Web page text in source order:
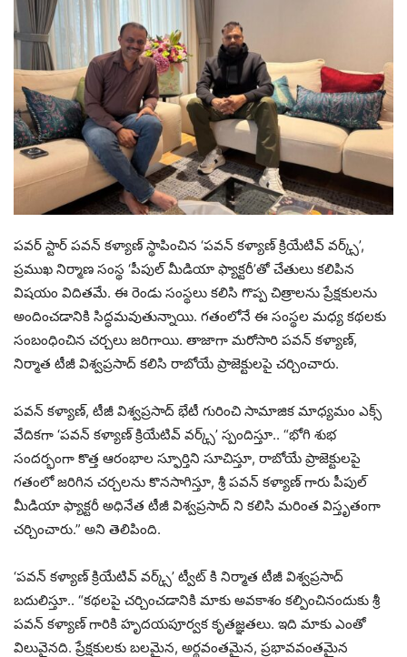
పవర్ స్టార్ పవన్ కళ్యాణ్ స్థాపించిన ‘పవన్ కళ్యాణ్ క్రియేటివ్ వర్క్స్’,
ప్రముఖ నిర్మాణ సంస్థ ‘పీపుల్ మీడియా ఫ్యాక్టరీ’తో చేతులు కలిపిన
విషయం విదితమే. ఈ రెండు సంస్థలు కలిసి గొప్ప చిత్రాలను ప్రేక్షకులను
అందించడానికి సిద్ధమవుతున్నాయి. గతంలోనే ఈ సంస్థల మధ్య కథలకు
సంబంధించిన చర్చలు జరిగాయి. తాజాగా మరోసారి పవన్ కళ్యాణ్,
నిర్మాత టీజీ విశ్వప్రసాద్ కలిసి రాబోయే ప్రాజెక్టులపై చర్చించారు.
పవన్ కళ్యాణ్, టీజీ విశ్వప్రసాద్ భేటీ గురించి సామాజిక మాధ్యమం ఎక్స్
వేదికగా ‘పవన్ కళ్యాణ్ క్రియేటివ్ వర్క్స్’ స్పందిస్తూ.. “భోగి శుభ
సందర్భంగా కొత్త ఆరంభాల స్ఫూర్తిని సూచిస్తూ, రాబోయే ప్రాజెక్టులపై
గతంలో జరిగిన చర్చలను కొనసాగిస్తూ, శ్రీ పవన్ కళ్యాణ్ గారు పీపుల్
మీడియా ఫ్యాక్టరీ అధినేత టీజీ విశ్వప్రసాద్ ని కలిసి మరింత విస్తృతంగా
చర్చించారు.” అని తెలిపింది.
‘పవన్ కళ్యాణ్ క్రియేటివ్ వర్క్స్’ ట్వీట్ కి నిర్మాత టీజీ విశ్వప్రసాద్
బదులిస్తూ.. “కథలపై చర్చించడానికి మాకు అవకాశం కల్పించినందుకు శ్రీ
పవన్ కళ్యాణ్ గారికి హృదయపూర్వక కృతజ్ఞతలు. ఇది మాకు ఎంతో
విలువైనది. ప్రేక్షకులకు బలమైన, అర్థవంతమైన, ప్రభావవంతమైన